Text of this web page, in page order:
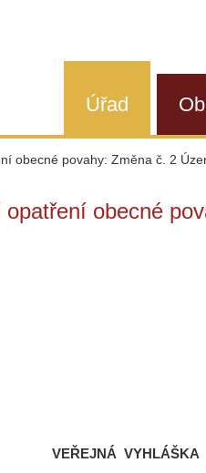
Úřad
obecné povahy: Změna č. 2
obecné
VEŘEJNÁ VYHLÁŠKA